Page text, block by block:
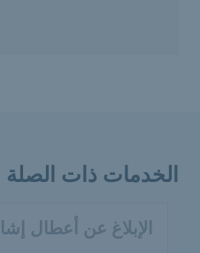
الخدمات ذات الصلة
الإبلاغ عن أعطال